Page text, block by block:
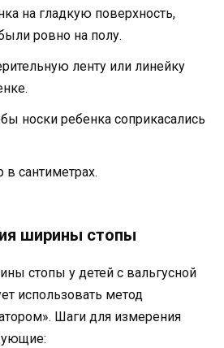
на гладкую поверхность,
ровно на полу.
ленту или линейку
носки ребенка соприкасались
в сантиметрах.
ширины стопы
стопы у детей с вальгусной
использовать метод
Шаги для измерения